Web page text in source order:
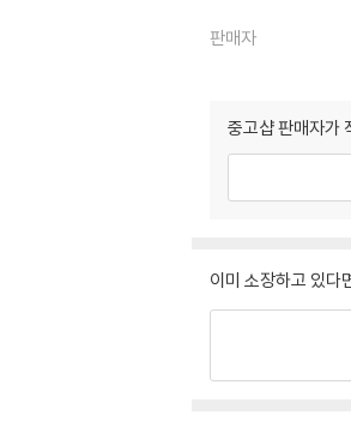
판매자
중고샵 판매자가
이미 소장하고 있다